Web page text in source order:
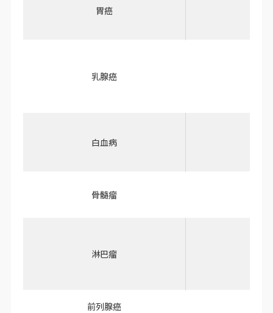
胃癌
乳腺癌
白血病
骨髓瘤
淋巴瘤
前列腺癌